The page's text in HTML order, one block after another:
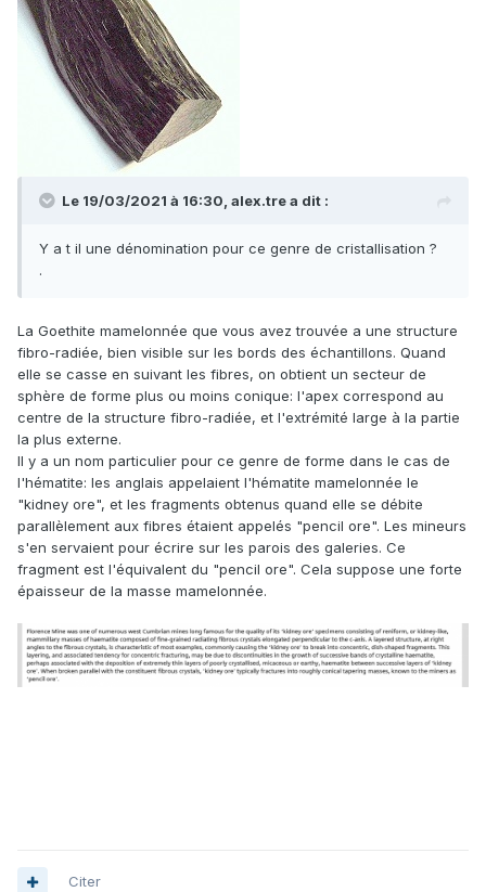
Le 19/03/2021 à 16:30, alex.trea dit :
Y a t il une dénomination pour ce genre de cristallisation ?
.
La Goethite mamelonnée que vous avez trouvée a une structure
fibro-radiée, bien visible sur les bords des échantillons. Quand
elle se casse en suivant les fibres, on obtient un secteur de
sphère de forme plus ou moins conique: l'apex correspond au
centre de la structure fibro-radiée, et l'extrémité large à la partie
la plus externe.
Il y a un nom particulier pour ce genre de forme dans le cas de
l'hématite: les anglais appelaient l'hématite mamelonnée le
"kidney ore", et les fragments obtenus quand elle se débite
parallèlement aux fibres étaient appelés "pencil ore". Les mineurs
s'en servaient pour écrire sur les parois des galeries. Ce
fragment est l'équivalent du "pencil ore". Cela suppose une forte
épaisseur de la masse mamelonnée.
Citer